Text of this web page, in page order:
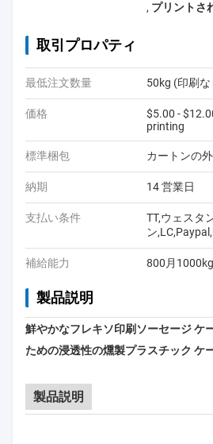
, プリントさ
取引プロパティ
最低注文数量 50kg (印刷
価格
$5.00 -
printing
標準梱包 カートンの
納期 14 営業日
支払い条件
TT,ウェスタ
ン
補給能力 800月1000kg
製品説明
鮮やかなフレキソ印刷ソーセージ ケ
ための浸透性の燻製プラスチック ケ
製品説明